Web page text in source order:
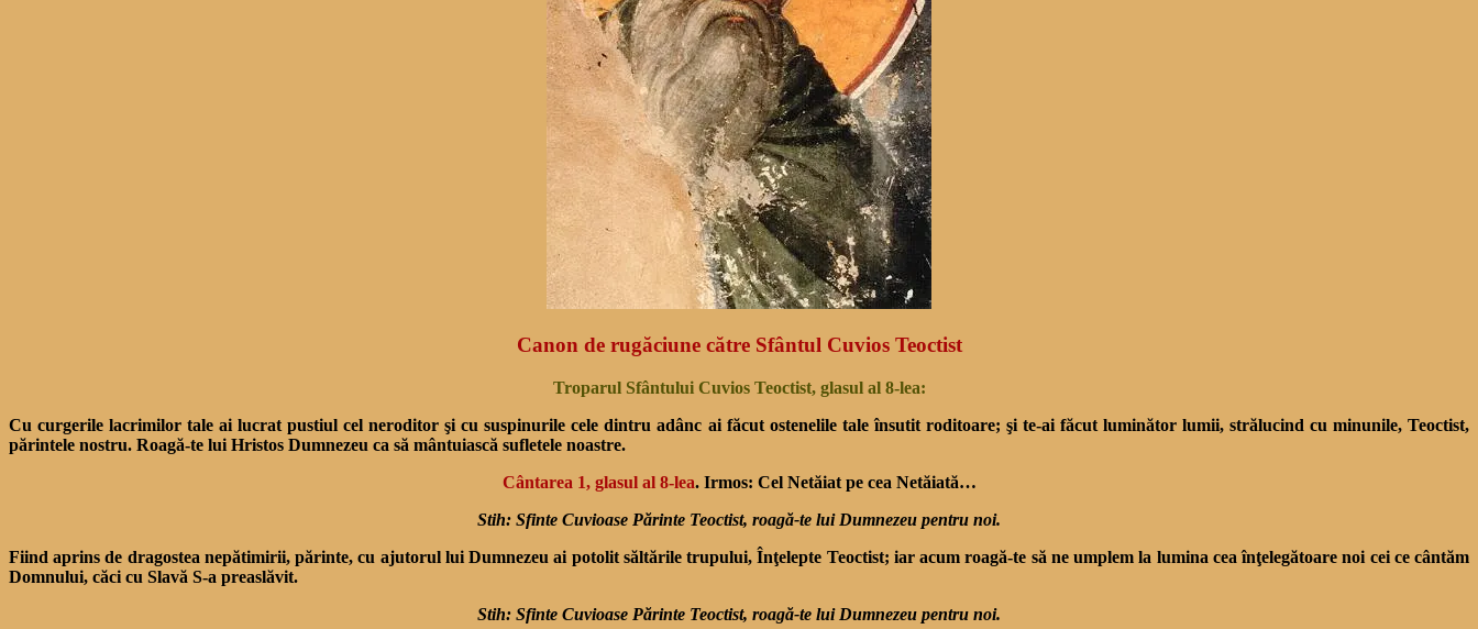
Canon de rugăciune către Sfântul Cuvios Teoctist
Troparul Sfântului Cuvios Teoctist, glasul al 8-lea:
Cu curgerile lacrimilor tale ai lucrat pustiul cel neroditor şi cu suspinurile cele dintru adânc ai făcut ostenelile tale însutit roditoare; şi te-ai făcut luminător lumii, strălucind cu minunile, Teoctist,
părintele nostru. Roagă-te lui Hristos Dumnezeu ca să mântuiască sufletele noastre.
Cântarea 1, glasul al 8-lea. Irmos: Cel Netăiat pe cea Netăiată…
Stih: Sfinte Cuvioase Părinte Teoctist, roagă-te lui Dumnezeu pentru noi.
Fiind aprins de dragostea nepătimirii, părinte, cu ajutorul lui Dumnezeu ai potolit săltările trupului, Înţelepte Teoctist; iar acum roagă-te să ne umplem la lumina cea înţelegătoare noi cei ce cântăm
Domnului, căci cu Slavă S-a preaslăvit.
Stih: Sfinte Cuvioase Părinte Teoctist, roagă-te lui Dumnezeu pentru noi.